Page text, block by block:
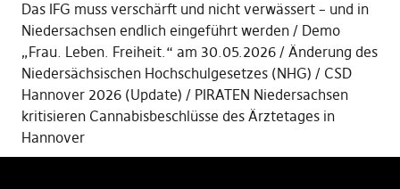
Das IFG muss verschärft und nicht verwässert – und in
Niedersachsen endlich eingeführt werden
Demo
„Frau. Leben. Freiheit.“ am 30.05.2026
Änderung des
Niedersächsischen Hochschulgesetzes (NHG)
CSD
Hannover 2026 (Update)
PIRATEN Niedersachsen
kritisieren Cannabisbeschlüsse des Ärztetages in
Hannover